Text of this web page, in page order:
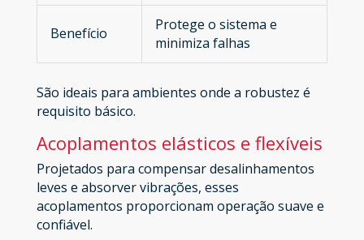
Benefício
Protege o sistema e
minimiza falhas
São ideais para ambientes onde a robustez é
requisito básico.
Acoplamentos elásticos e flexíveis
Projetados para compensar desalinhamentos
leves e absorver vibrações, esses
acoplamentos proporcionam operação suave e
confiável.